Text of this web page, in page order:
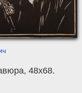
, 48x68.